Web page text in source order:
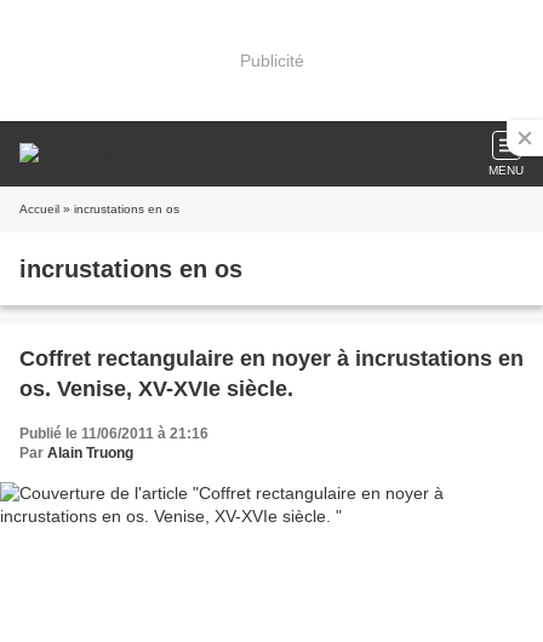
Publicité
MENU
Accueil » incrustations en os
incrustations en os
Coffret rectangulaire en noyer à incrustations en
os. Venise, XV-XVIe siècle.
Publié le 11/06/2011 à 21:16
Par Alain Truong